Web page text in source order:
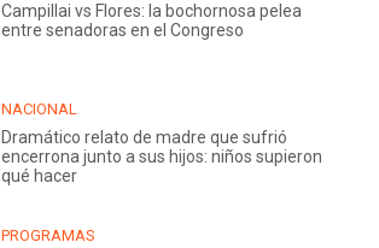
Campillai vs Flores: la bochornosa pelea
entre senadoras en el Congreso
NACIONAL
Dramático relato de madre que sufrió
encerrona junto a sus hijos: niños supieron
qué hacer
PROGRAMAS